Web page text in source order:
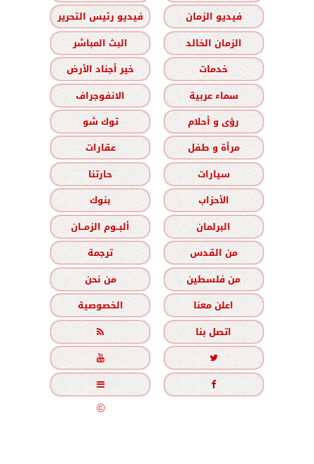
فيديو الزمان
فيديو رئيس التحرير
الزمان الخالد
البث المباشر
خدمات
خير أجناد الأرض
سماء عربية
الانفوجراف
رؤى و أحلام
توك شو
مرأة و طفل
عقارات
سيارات
حارتنا
الأحزاب
بنوك
البرلمان
ألبــوم الزمــان
من القدس
ترجمة
من فلسطين
من نحن
اعلن معنا
الخصوصية
اتصل بنا





جميع الحقوق محفوظة©